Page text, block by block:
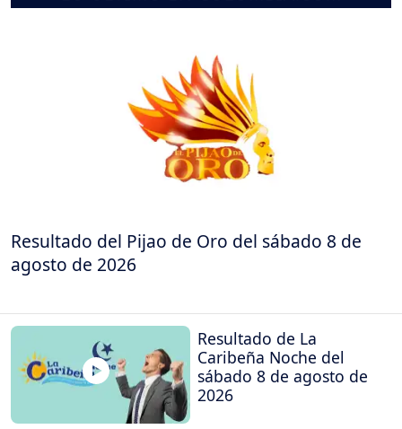
Resultado del Pijao de Oro del sábado 8 de
agosto de 2026
Resultado de La
Caribeña Noche del
sábado 8 de agosto de
2026